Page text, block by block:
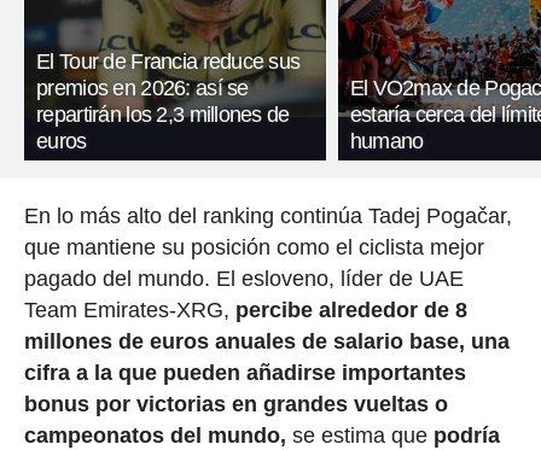
El Tour de Francia reduce sus
premios en 2026: así se
repartirán los 2,3 millones de
euros
El VO2max de
estaría cerca del
humano
En lo más alto del ranking continúa Tadej Pogačar,
que mantiene su posición como el ciclista mejor
pagado del mundo. El esloveno, líder de UAE
Team Emirates-XRG, percibe alrededor de 8
millones de euros anuales de salario base, una
cifra a la que pueden añadirse importantes
bonus por victorias en grandes vueltas o
campeonatos del mundo, se estima quepodría